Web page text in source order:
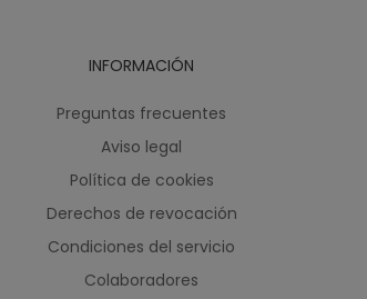
INFORMACIÓN
Preguntas frecuentes
Aviso legal
Política de cookies
Derechos de revocación
Condiciones del servicio
Colaboradores